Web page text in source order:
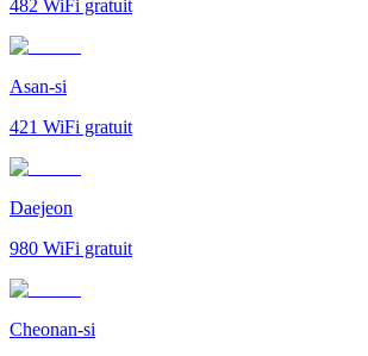
482 WiFi gratuit
Asan-si
421 WiFi gratuit
Daejeon
980 WiFi gratuit
Cheonan-si